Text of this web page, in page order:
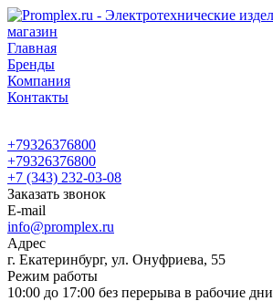
Главная
Бренды
Компания
Контакты
+79326376800
+79326376800
+7 (343) 232-03-08
Заказать звонок
E-mail
info@promplex.ru
Адрес
г. Екатеринбург, ул. Онуфриева, 55
Режим работы
10:00 до 17:00 без перерыва в рабочие дни